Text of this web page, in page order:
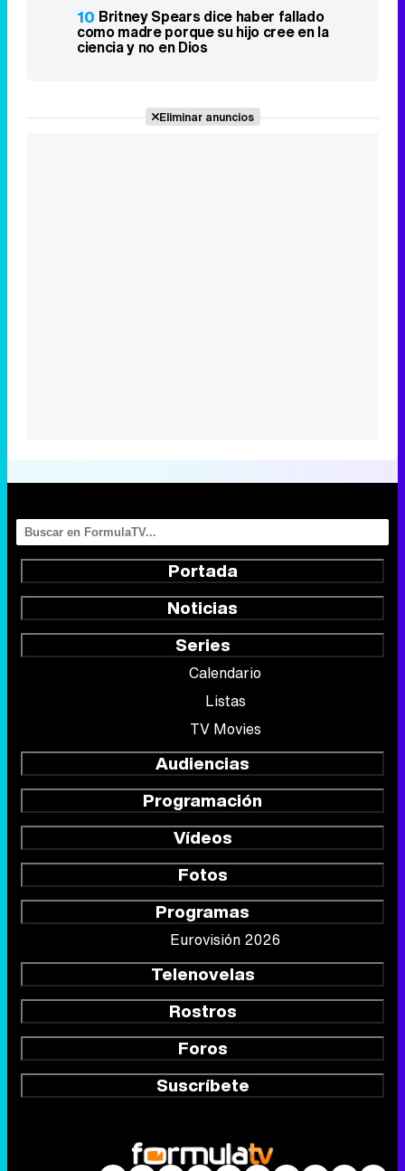
10 Britney Spears dice haber fallado
como madre porque su hijo cree en la
ciencia y no en Dios
Eliminar anuncios
Portada
Noticias
Series
Calendario
Listas
TV Movies
Audiencias
Programación
Vídeos
Fotos
Programas
Eurovisión 2026
Telenovelas
Rostros
Foros
Suscríbete